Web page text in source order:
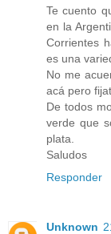
Te cuento
en la
Corrientes
es una
No me
acá pero
De todos
verde que
plata.
Saludos
Responder
Unknown